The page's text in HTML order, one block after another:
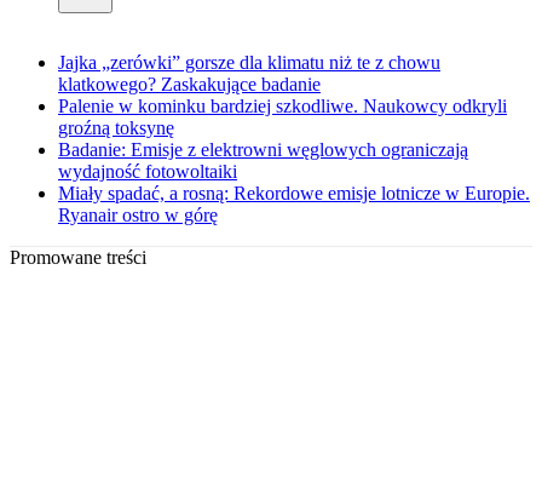
Jajka „zerówki” gorsze dla klimatu niż te z chowu
klatkowego? Zaskakujące badanie
Palenie w kominku bardziej szkodliwe. Naukowcy odkryli
groźną toksynę
Badanie: Emisje z elektrowni węglowych ograniczają
wydajność fotowoltaiki
Miały spadać, a rosną: Rekordowe emisje lotnicze w Europie.
Ryanair ostro w górę
Promowane treści